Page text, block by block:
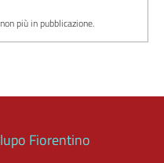
più in pubblicazione.
Fiorentino